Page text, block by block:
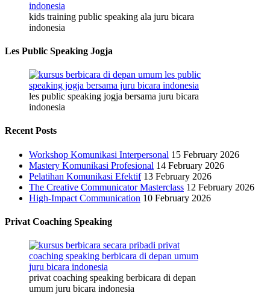
kids training public speaking ala juru bicara
indonesia
Les Public Speaking Jogja
les public speaking jogja bersama juru bicara
indonesia
Recent Posts
Workshop Komunikasi Interpersonal 15 February 2026
Mastery Komunikasi Profesional 14 February 2026
Pelatihan Komunikasi Efektif 13 February 2026
The Creative Communicator Masterclass 12 February 2026
High-Impact Communication 10 February 2026
Privat Coaching Speaking
privat coaching speaking berbicara di depan
umum juru bicara indonesia